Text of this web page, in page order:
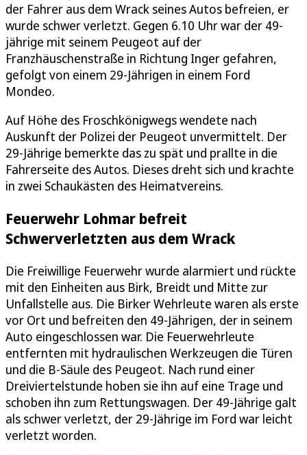
der Fahrer aus dem Wrack seines Autos befreien, er
wurde schwer verletzt. Gegen 6.10 Uhr war der 49-
jährige mit seinem Peugeot auf der
Franzhäuschenstraße in Richtung Inger gefahren,
gefolgt von einem 29-Jährigen in einem Ford
Mondeo.
Auf Höhe des Froschkönigwegs wendete nach
Auskunft der Polizei der Peugeot unvermittelt. Der
29-Jährige bemerkte das zu spät und prallte in die
Fahrerseite des Autos. Dieses dreht sich und krachte
in zwei Schaukästen des Heimatvereins.
Feuerwehr Lohmar befreit
Schwerverletzten aus dem Wrack
Die Freiwillige Feuerwehr wurde alarmiert und rückte
mit den Einheiten aus Birk, Breidt und Mitte zur
Unfallstelle aus. Die Birker Wehrleute waren als erste
vor Ort und befreiten den 49-Jährigen, der in seinem
Auto eingeschlossen war. Die Feuerwehrleute
entfernten mit hydraulischen Werkzeugen die Türen
und die B-Säule des Peugeot. Nach rund einer
Dreiviertelstunde hoben sie ihn auf eine Trage und
schoben ihn zum Rettungswagen. Der 49-Jährige galt
als schwer verletzt, der 29-Jährige im Ford war leicht
verletzt worden.